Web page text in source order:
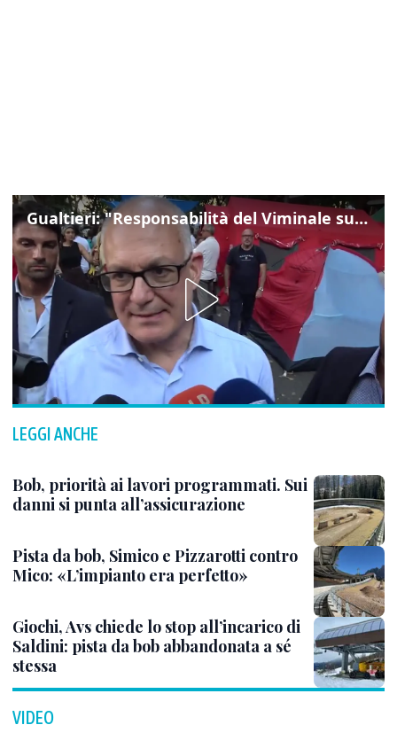
Gualtieri: "Responsabilità del Viminale su Spin Time? La posizione dei partiti è nota"
LEGGI ANCHE
Bob, priorità ai lavori programmati. Sui
danni si punta all’assicurazione
Pista da bob, Simico e Pizzarotti contro
Mico: «L’impianto era perfetto»
Giochi, Avs chiede lo stop all’incarico di
Saldini: pista da bob abbandonata a sé
stessa
VIDEO